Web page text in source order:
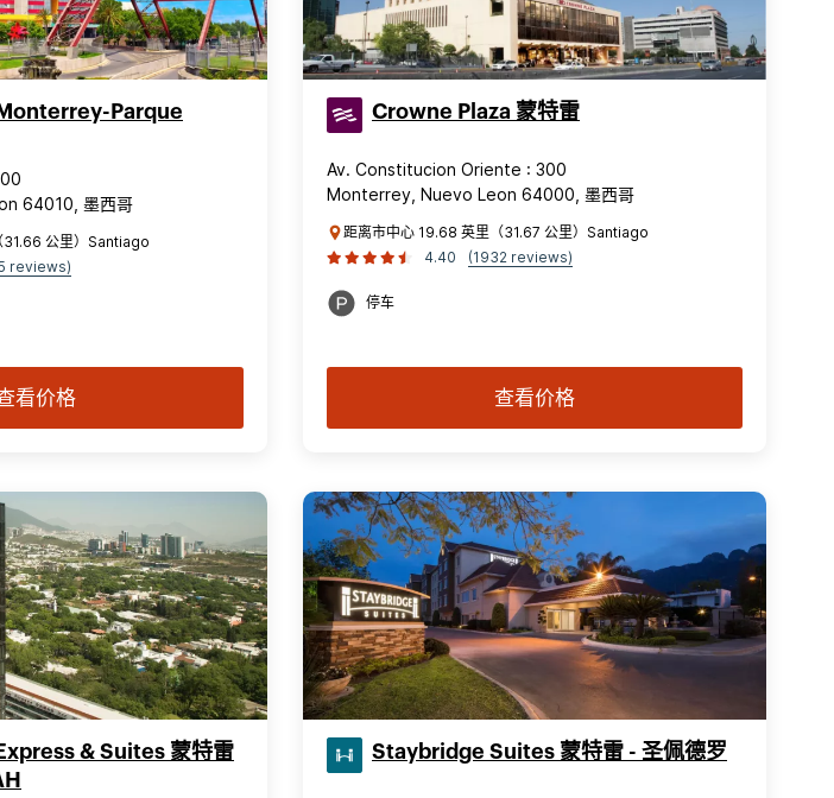
Parque
64010, 墨西哥
31.66 公里）Santiago
reviews)
看价格
Crowne Plaza 蒙特雷
Av. Constitucion Oriente : 300
Monterrey, Nuevo Leon 64000, 墨西哥
距离市中心 19.68 英里（31.67 公里）Santiago
4.40
(1932 reviews)
停车
查看价格
& Suites 蒙特雷
Staybridge Suites 蒙特雷 - 圣佩德罗